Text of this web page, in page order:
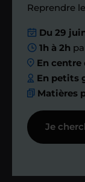
Étape 4
Nous
Afin de
Reprendre
Du 29
1h à 2h
En centre
En petits
Matières
Je